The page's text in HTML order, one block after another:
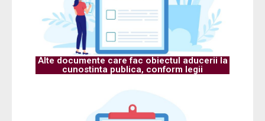
Alte documente care fac obiectul aducerii la
cunostinta publica, conform legii